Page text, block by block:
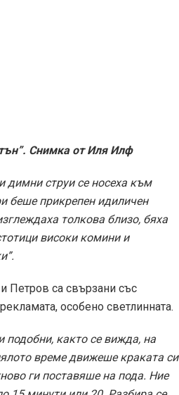
той се изкачва по тези
Довиждане, дъще.Твой Иля “.
жилища, се появяват по-
по стълбите и